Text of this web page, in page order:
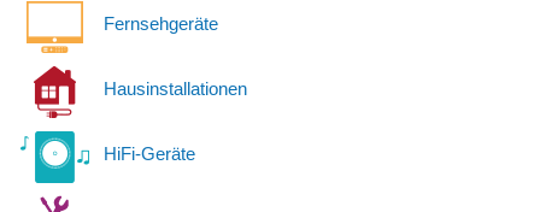
Fernsehgeräte
Hausinstallationen
HiFi-Geräte